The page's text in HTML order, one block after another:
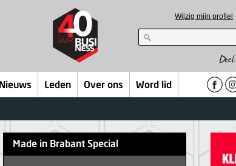
Wijzig mijn profiel
Nieuws Leden Over ons Word lid
Made in Brabant Special